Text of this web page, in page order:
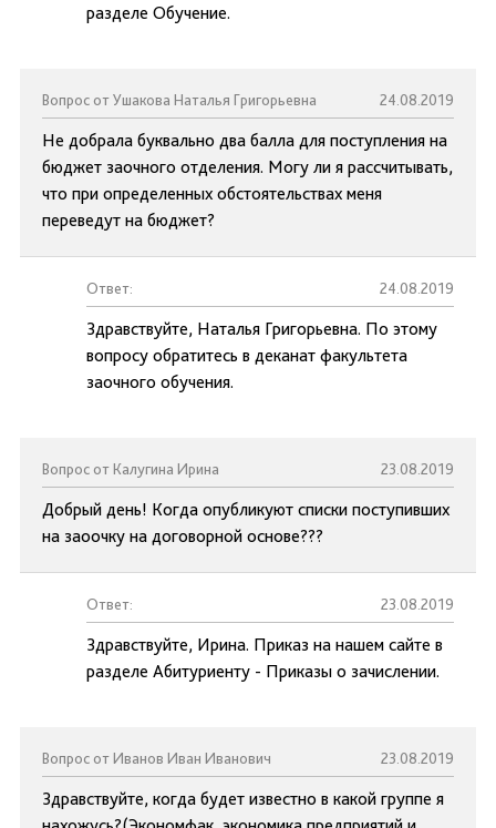
разделе Обучение.
Вопрос от Ушакова Наталья Григорьевна 24.08.2019
Не добрала буквально два балла для поступления на
бюджет заочного отделения. Могу ли я рассчитывать,
что при определенных обстоятельствах меня
переведут на бюджет?
Ответ: 24.08.2019
Здравствуйте, Наталья Григорьевна. По этому
вопросу обратитесь в деканат факультета
заочного обучения.
Вопрос от Калугина Ирина 23.08.2019
Добрый день! Когда опубликуют списки поступивших
на заоочку на договорной основе???
Ответ: 23.08.2019
Здравствуйте, Ирина. Приказ на нашем сайте в
разделе Абитуриенту - Приказы о зачислении.
Вопрос от Иванов Иван Иванович 23.08.2019
Здравствуйте, когда будет известно в какой группе я